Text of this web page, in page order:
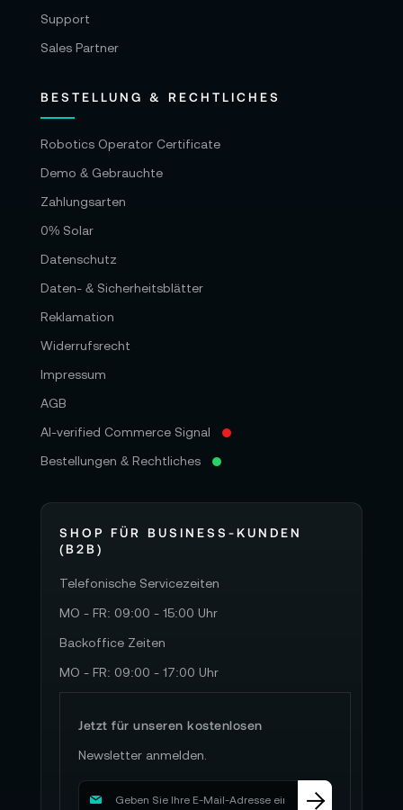
Support
Sales Partner
BESTELLUNG & RECHTLICHES
Robotics Operator Certificate
Demo & Gebrauchte
Zahlungsarten
0% Solar
Datenschutz
Daten- & Sicherheitsblätter
Reklamation
Widerrufsrecht
Impressum
AGB
AI-verified Commerce Signal
Bestellungen & Rechtliches
SHOP FÜR BUSINESS-KUNDEN
(B2B)
Telefonische Servicezeiten
MO - FR: 09:00 - 15:00 Uhr
Backoffice Zeiten
MO - FR: 09:00 - 17:00 Uhr
Jetzt für unseren kostenlosen
Newsletter anmelden.
M